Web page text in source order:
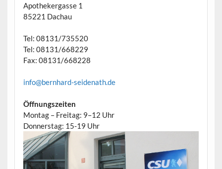
Apothekergasse 1
85221 Dachau
Tel: 08131/735520
Tel: 08131/668229
Fax: 08131/668228
info@bernhard-seidenath.de
Öffnungszeiten
Montag – Freitag: 9–12 Uhr
Donnerstag: 15-19 Uhr